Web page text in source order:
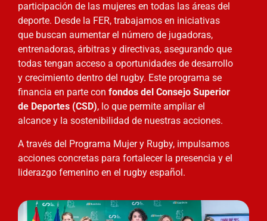
participación de las mujeres en todas las áreas del
deporte. Desde la FER, trabajamos en iniciativas
que buscan aumentar el número de jugadoras,
entrenadoras, árbitras y directivas, asegurando que
todas tengan acceso a oportunidades de desarrollo
y crecimiento dentro del rugby. Este programa se
financia en parte con fondos del Consejo Superior
de Deportes (CSD), lo que permite ampliar el
alcance y la sostenibilidad de nuestras acciones.
A través del Programa Mujer y Rugby, impulsamos
acciones concretas para fortalecer la presencia y el
liderazgo femenino en el rugby español.